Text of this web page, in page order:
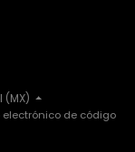
(MX)
electrónico de código